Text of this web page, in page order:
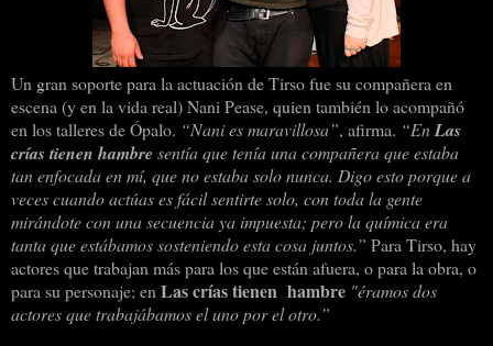
Un gran soporte para la actuación de Tirso fue su compañera en
escena (y en la vida real) Nani Pease, quien también lo acompañó
en los talleres de Ópalo. “Nani es maravillosa”, afirma. “EnLas
crías tienen hambresentía que tenía una compañera que estaba
tan enfocada en mí, que no estaba solo nunca. Digo esto porque a
veces cuando actúas es fácil sentirte solo, con toda la gente
mirándote con una secuencia ya impuesta; pero la química era
tanta que estábamos sosteniendo esta cosa juntos.” Para Tirso, hay
actores que trabajan más para los que están afuera, o para la obra, o
para su personaje; en Las crías tienen hambre "éramos dos
actores que trabajábamos el uno por el otro.”